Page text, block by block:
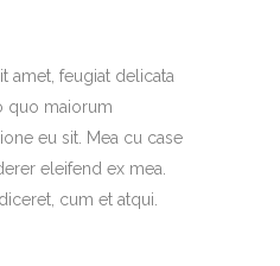
amet, feugiat delicata
quo maiorum
eu sit. Mea cu case
eleifend ex mea.
cum et atqui.